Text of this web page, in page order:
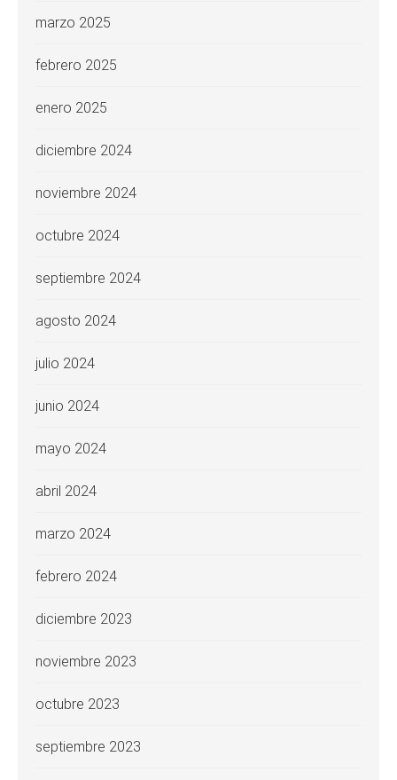
marzo 2025
febrero 2025
enero 2025
diciembre 2024
noviembre 2024
octubre 2024
septiembre 2024
agosto 2024
julio 2024
junio 2024
mayo 2024
abril 2024
marzo 2024
febrero 2024
diciembre 2023
noviembre 2023
octubre 2023
septiembre 2023